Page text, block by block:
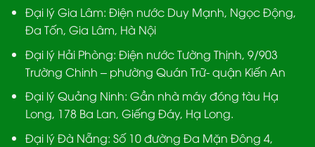
Đại lý Gia Lâm: Điện nước Duy Mạnh, Ngọc Động,
Đa Tốn, Gia Lâm, Hà Nội
Đại lý Hải Phòng: Điện nước Tường Thịnh, 9/903
Trường Chinh – phường Quán Trữ- quận Kiến An
Đại lý Quảng Ninh: Gần nhà máy đóng tàu Hạ
Long, 178 Ba Lan, Giếng Đáy, Hạ Long.
Đại lý Đà Nẵng: Số 10 đường Đa Mặn Đông 4,